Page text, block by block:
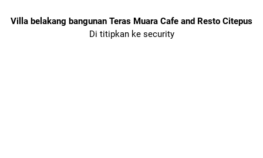
Villa belakang bangunan Teras Muara Cafe and Resto Citepus
Di titipkan ke security